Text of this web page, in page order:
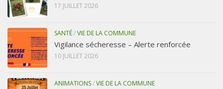
17 JUILLET 2026
SANTÉ/VIE DE LA COMMUNE
Vigilance sécheresse – Alerte renforcée
10 JUILLET 2026
ANIMATIONS/VIE DE LA COMMUNE